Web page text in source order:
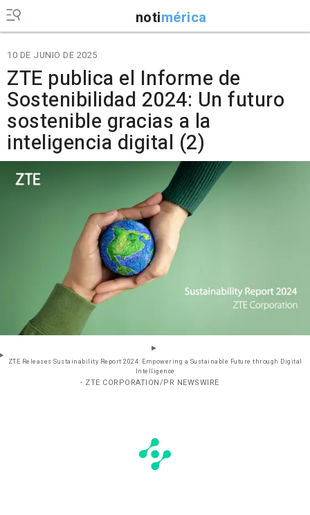
notimérica
10 DE JUNIO DE 2025
ZTE publica el Informe de
Sostenibilidad 2024: Un futuro
sostenible gracias a la
inteligencia digital (2)
ZTE Releases Sustainability Report 2024: Empowering a Sustainable Future through Digital
Intelligence
- ZTE CORPORATION/PR NEWSWIRE